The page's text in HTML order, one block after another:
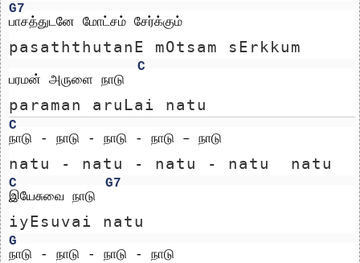
G7
பாசத்துடனே மோட்சம் சேர்க்கும்
pasaththutanE mOtsam sErkkum
C
பரமன் அருளை நாடு
paraman aruLai natu
C
நாடு - நாடு - நாடு - நாடு – நாடு
natu - natu - natu - natu  natu
C
G7
இயேசுவை நாடு
iyEsuvai natu
G
நாடு - நாடு - நாடு - நாடு